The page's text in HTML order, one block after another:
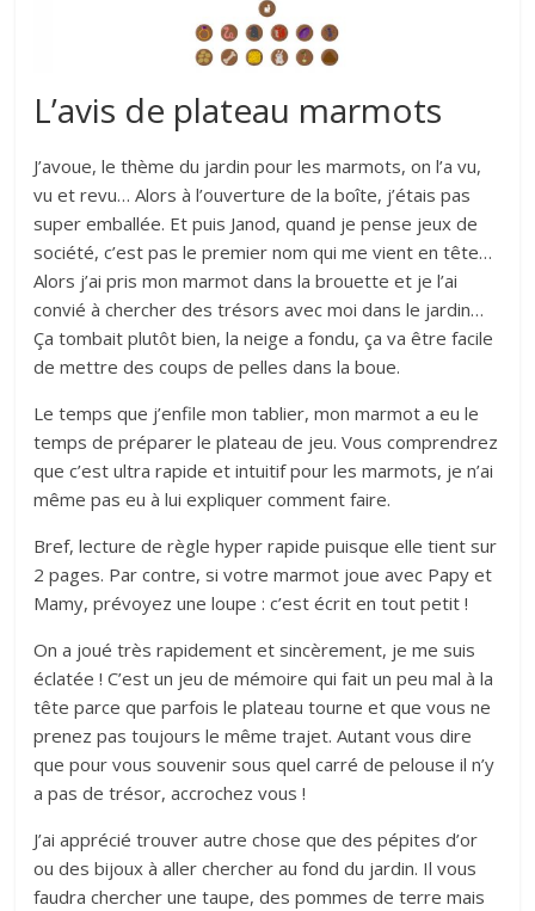
L’avis de plateau marmots
J’avoue, le thème du jardin pour les marmots, on l’a vu,
vu et revu… Alors à l’ouverture de la boîte, j’étais pas
super emballée. Et puis Janod, quand je pense jeux de
société, c’est pas le premier nom qui me vient en tête…
Alors j’ai pris mon marmot dans la brouette et je l’ai
convié à chercher des trésors avec moi dans le jardin…
Ça tombait plutôt bien, la neige a fondu, ça va être facile
de mettre des coups de pelles dans la boue.
Le temps que j’enfile mon tablier, mon marmot a eu le
temps de préparer le plateau de jeu. Vous comprendrez
que c’est ultra rapide et intuitif pour les marmots, je n’ai
même pas eu à lui expliquer comment faire.
Bref, lecture de règle hyper rapide puisque elle tient sur
2 pages. Par contre, si votre marmot joue avec Papy et
Mamy, prévoyez une loupe : c’est écrit en tout petit !
On a joué très rapidement et sincèrement, je me suis
éclatée ! C’est un jeu de mémoire qui fait un peu mal à la
tête parce que parfois le plateau tourne et que vous ne
prenez pas toujours le même trajet. Autant vous dire
que pour vous souvenir sous quel carré de pelouse il n’y
a pas de trésor, accrochez vous !
J’ai apprécié trouver autre chose que des pépites d’or
ou des bijoux à aller chercher au fond du jardin. Il vous
faudra chercher une taupe, des pommes de terre mais